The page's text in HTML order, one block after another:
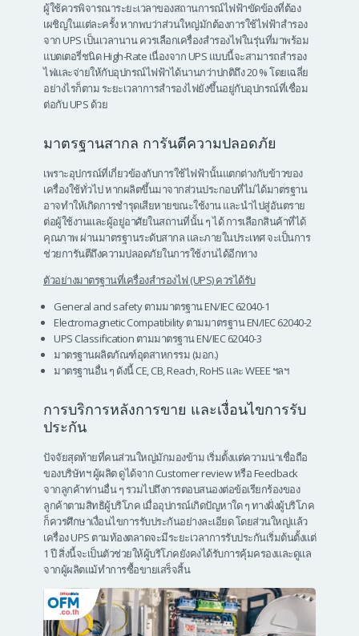
ผู้ใช้ควรพิจารณาระยะเวลาของสถานการณ์ไฟฟ้าขัดข้องที่ต้อง
เผชิญในแต่ละครั้ง หากพบว่าส่วนใหญ่มักต้องการใช้ไฟฟ้าสำรอง
จาก UPS เป็นเวลานาน ควรเลือกเครื่องสำรองไฟในรุ่นที่มาพร้อม
แบตเตอรี่ชนิด High-Rate เนื่องจาก UPS แบบนี้จะสามารถสำรอง
ไฟและจ่ายให้กับอุปกรณ์ไฟฟ้าได้นานกว่าปกติถึง 20 % โดยเฉลี่ย
อย่างไรก็ตาม ระยะเวลาการสำรองไฟยังขึ้นอยู่กับอุปกรณ์ที่เชื่อม
ต่อกับ UPS ด้วย
มาตรฐานสากล การันตีความปลอดภัย
เพราะอุปกรณ์ที่เกี่ยวข้องกับการใช้ไฟฟ้านั้นแตกต่างกับข้าวของ
เครื่องใช้ทั่วไป หากผลิตขึ้นมาจากส่วนประกอบที่ไม่ได้มาตรฐาน
อาจทำให้เกิดการชำรุดเสียหายขณะใช้งาน และนำไปสู่อันตราย
ต่อผู้ใช้งานและผู้อยู่อาศัยในสถานที่นั้น ๆ ได้ การเลือกสินค้าที่ได้
คุณภาพ ผ่านมาตรฐานระดับสากล และภายในประเทศ จะเป็นการ
ช่วยการันตีถึงความปลอดภัยในการใช้งานได้อีกทาง
ตัวอย่างมาตรฐานที่เครื่องสำรองไฟ (UPS) ควรได้รับ
General and safety ตามมาตรฐาน EN/IEC 62040-1
Electromagnetic Compatibility ตามมาตรฐาน EN/IEC 62040-2
UPS Classification ตามมาตรฐาน EN/IEC 62040-3
มาตรฐานผลิตภัณฑ์อุตสาหกรรม (มอก.)
มาตรฐานอื่น ๆ ดังนี้ CE, CB, Reach, RoHS และ WEEE ฯลฯ
การบริการหลังการขาย และเงื่อนไขการรับ
ประกัน
ปัจจัยสุดท้ายที่คนส่วนใหญ่มักมองข้าม เริ่มตั้งแต่ความน่าเชื่อถือ
ของบริษัทฯ ผู้ผลิต ดูได้จาก Customer review หรือ Feedback
จากลูกค้าท่านอื่น ๆ รวมไปถึงการตอบสนองต่อข้อเรียกร้องของ
ลูกค้าตามสิทธิผู้บริโภค เมื่ออุปกรณ์เกิดปัญหาใด ๆ ทางฝั่งผู้บริโภค
ก็ควรศึกษาเงื่อนไขการรับประกันอย่างละเอียด โดยส่วนใหญ่แล้ว
เครื่อง UPS ตามท้องตลาดจะมีระยะเวลาการรับประกันเริ่มต้นตั้งแต่
1 ปี สิ่งนี้จะเป็นตัวช่วยให้ผู้บริโภคยังคงได้รับการคุ้มครองและดูแล
จากผู้ผลิตแม้ทำการซื้อขายเสร็จสิ้น